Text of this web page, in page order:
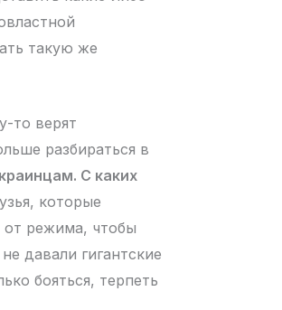
такую же
то верят
разбираться в
С каких
которые
от режима, чтобы
давали гигантские
бояться, терпеть